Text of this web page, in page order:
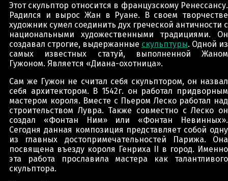
Этот скульптор относится в французскому Ренессансу.
Радился и вырос Жан в Руане. В своем творчестве
художник сумел соединить дух греческой античности с
национальными художественными традициями. Он
создавал строгие, выдержанные скульптуры. Одной из
самых известных статуй, выполненной Жаном
Гужоном. Является «Диана-охотница».
Сам же Гужон не считал себя скульптором, он назвал
себя архитектором. В 1542г. он работал придворным
мастером короля. Вместе с Пьером Леско работал над
строительством Лувра. Также совместно с Леско он
создал «Фонтан Ним» или «Фонтан Невинных».
Сегодня данная композиция представляет собой одну
из главных достопримечательностей Парижа. Она
посвящена въезду короля Генриха II в город. Именно
эта работа прославила мастера как талантливого
скульптора.